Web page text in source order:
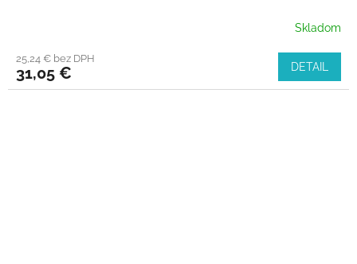
Skladom
25,24 € bez DPH
31,05 € DETAIL